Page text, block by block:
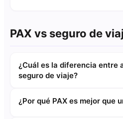
PAX vs seguro de
¿Cuál es la diferencia entre
seguro de viaje?
¿Por qué PAX es mejor que